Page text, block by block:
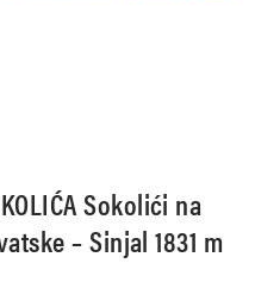
Sokolići na
– Sinjal 1831 m